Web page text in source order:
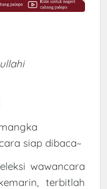
siap dibaca~
wawancara
terbitlah